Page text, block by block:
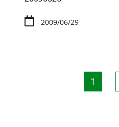
2009/06/29
目
前
1